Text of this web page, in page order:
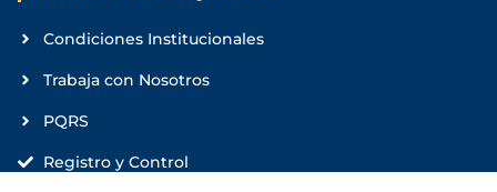
Condiciones Institucionales
Trabaja con Nosotros
PQRS
Registro y Control